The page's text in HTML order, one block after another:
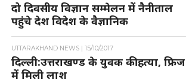
दो दिवसीय विज्ञान सम्मेलन में नैनीताल
पहुंचे देश विदेश के वैज्ञानिक
UTTARAKHAND NEWS | 15/10/2017
दिल्ली:उत्तराखण्ड के युवक की हत्या, फ्रिज
में मिली लाश